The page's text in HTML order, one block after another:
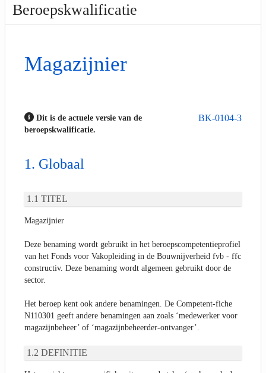
Beroepskwalificatie
Magazijnier
BK-0104-3
Dit is de actuele versie van de
beroepskwalificatie.
Globaal
TITEL
Magazijnier
Deze benaming wordt gebruikt in het beroepscompetentieprofiel
van het Fonds voor Vakopleiding in de Bouwnijverheid fvb - ffc
constructiv. Deze benaming wordt algemeen gebruikt door de
sector.
Het beroep kent ook andere benamingen. De Competent-fiche
N110301 geeft andere benamingen aan zoals ‘medewerker voor
magazijnbeheer’ of ‘magazijnbeheerder-ontvanger’.
DEFINITIE